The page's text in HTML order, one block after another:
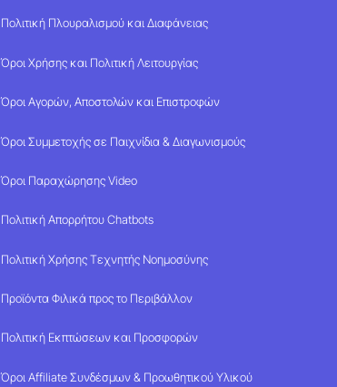
Πολιτική Πλουραλισμού και Διαφάνειας
Όροι Χρήσης και Πολιτική Λειτουργίας
Όροι Αγορών, Αποστολών και Επιστροφών
Όροι Συμμετοχής σε Παιχνίδια & Διαγωνισμούς
Όροι Παραχώρησης Video
Πολιτική Απορρήτου Chatbots
Πολιτική Χρήσης Τεχνητής Νοημοσύνης
Προϊόντα Φιλικά προς το Περιβάλλον
Πολιτική Εκπτώσεων και Προσφορών
Όροι Affiliate Συνδέσμων & Προωθητικού Υλικού